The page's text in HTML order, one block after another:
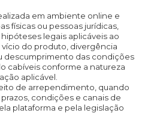
em ambiente online e
físicas ou pessoas jurídicas,
legais aplicáveis ao
do produto, divergência
descumprimento das condições
cabíveis conforme a natureza
aplicável.
de arrependimento, quando
condições e canais de
plataforma e pela legislação